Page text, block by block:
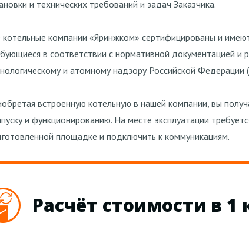
и технических требований и задач Заказчика.
котельные компании «Яринжком» сертифицированы и
в соответствии с нормативной документацией
и атомному надзору Российской Федерации
встроенную котельную в нашей компании, вы
и функционированию. На месте эксплуатации
площадке и подключить к коммуникациям.
Расчёт стоимости в 1